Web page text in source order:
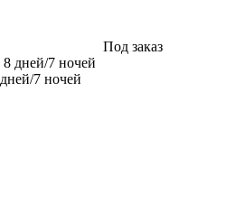
Под заказ
7 ночей